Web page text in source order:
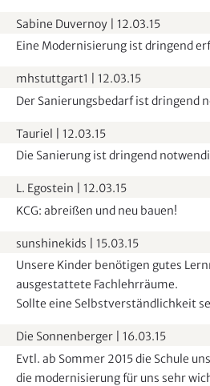
Sabine Duvernoy
12.03.15
Eine Modernisierung ist dringend
mhstuttgart1
12.03.15
Der Sanierungsbedarf ist dringend
Tauriel
12.03.15
Die Sanierung ist dringend
L. Egostein
12.03.15
KCG: abreißen und neu bauen!
sunshinekids
15.03.15
Unsere Kinder benötigen gutes
ausgestattete Fachlehrräume.
Sollte eine Selbstverständlichkeit
Die Sonnenberger
16.03.15
Evtl. ab Sommer 2015 die Schule
die modernisierung für uns sehr